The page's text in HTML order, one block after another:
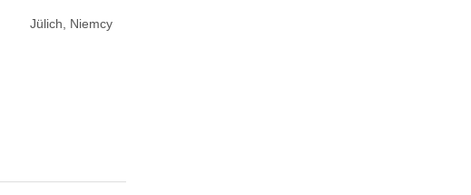
Jülich, Niemcy